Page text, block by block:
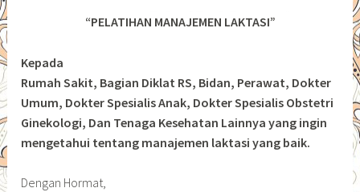
“PELATIHAN MANAJEMEN LAKTASI”
Kepada
Rumah Sakit, Bagian Diklat RS, Bidan, Perawat, Dokter
Umum, Dokter Spesialis Anak, Dokter Spesialis Obstetri
Ginekologi, Dan Tenaga Kesehatan Lainnya yang ingin
mengetahui tentang manajemen laktasi yang baik.
Dengan Hormat,